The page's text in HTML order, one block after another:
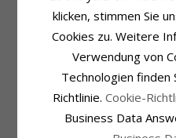
Polierter
26
Brillantschliff
Schmuckstein: Diamant
Diamantreinheit:SI
klicken, stimmen Sie
Cookies zu. Weitere
Verwendung von
Technologien finden
Richtlinie. Cookie-
Business Data